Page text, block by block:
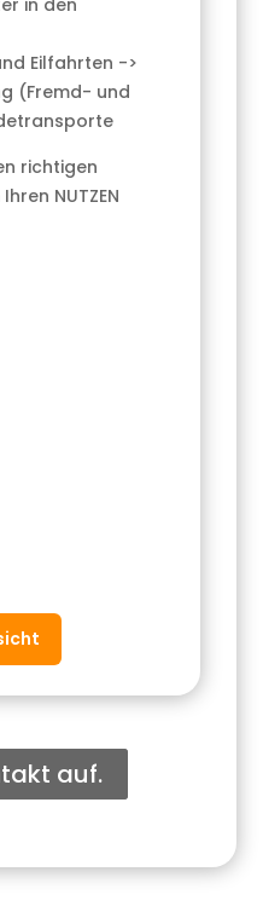
in den
Eilfahrten ->
(Fremd- und
richtigen
NUTZEN
auf.